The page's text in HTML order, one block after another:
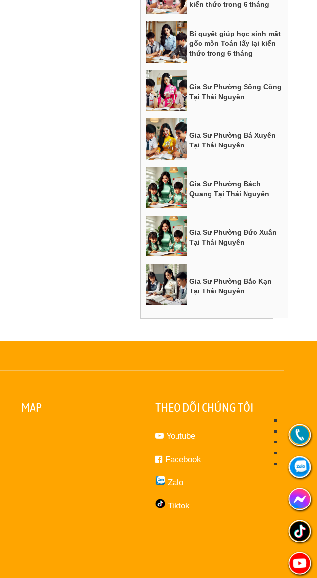
kiến thức trong 6 tháng
Bí quyết giúp học sinh mất
gốc môn Toán lấy lại kiến
thức trong 6 tháng
Gia Sư Phường Sông Công
Tại Thái Nguyên
Gia Sư Phường Bá Xuyên
Tại Thái Nguyên
Gia Sư Phường Bách
Quang Tại Thái Nguyên
Gia Sư Phường Đức Xuân
Tại Thái Nguyên
Gia Sư Phường Bắc Kạn
Tại Thái Nguyên
MAP THEO DÕI CHÚNG TÔI
Youtube
Facebook
Zalo
Tiktok